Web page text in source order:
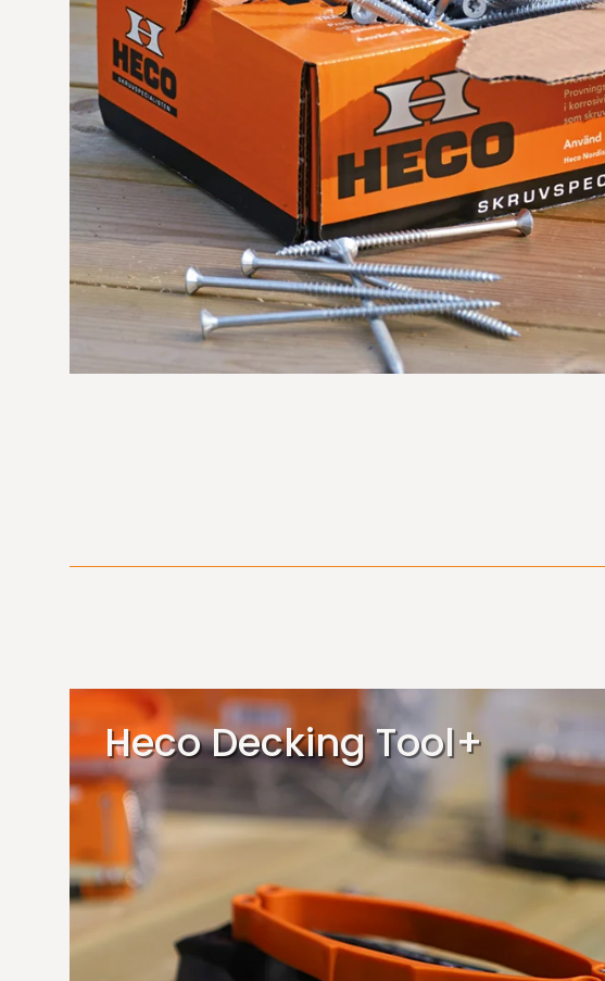
Heco Decking Tool+